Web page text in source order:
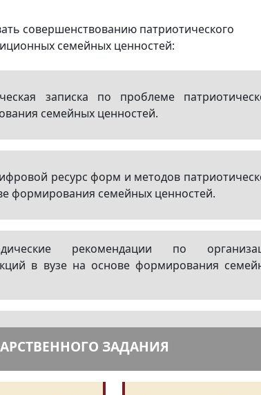
совершенствованию патриотического
семейных ценностей:
записка по проблеме
семейных ценностей.
ресурс форм и методов
формирования семейных ценностей.
рекомендации по
в вузе на основе формирования
ЗАДАНИЯ